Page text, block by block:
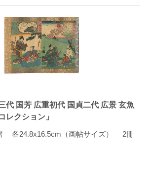
代 国芳 広重初代 国貞二代 広景 玄魚
レクション」
各24.8x16.5cm（画帖サイズ） 2冊